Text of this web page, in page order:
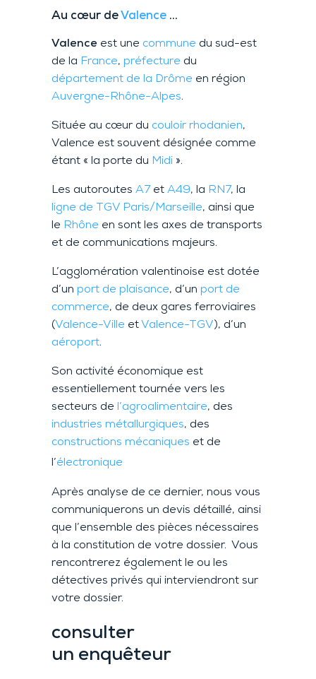
Au cœur deValence …
Valenceest une commune du sud-est
de la France, préfecture du
département de la Drôme en région
Auvergne-Rhône-Alpes.
Située au cœur du couloir rhodanien,
Valence est souvent désignée comme
étant « la porte du Midi ».
Les autoroutes A7et A49, la RN7, la
ligne de TGV Paris/Marseille, ainsi que
le Rhône en sont les axes de transports
et de communications majeurs.
L’agglomération valentinoise est dotée
d’un port de plaisance, d’un port de
commerce, de deux gares ferroviaires
(Valence-Ville et Valence-TGV), d’un
aéroport.
Son activité économique est
essentiellement tournée vers les
secteurs de l’agroalimentaire, des
industries métallurgiques, des
constructions mécaniques et de
l’électronique
Après analyse de ce dernier, nous vous
communiquerons un devis détaillé, ainsi
que l’ensemble des pièces nécessaires
à la constitution de votre dossier. Vous
rencontrerez également le ou les
détectives privés qui interviendront sur
votre dossier.
consulter
un enquêteur